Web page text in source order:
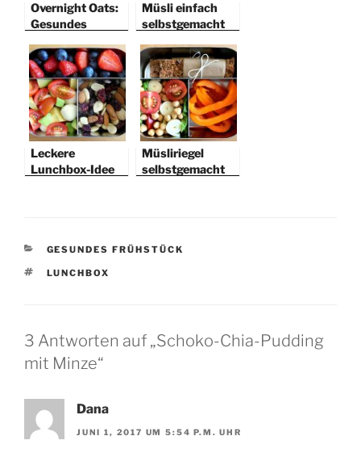
Overnight Oats:
Gesundes
Nacht
Müsli einfach
selbstgemacht
Leckere
Lunchbox-Idee
Müsliriegel
selbstgemacht
KATEGORIEN
GESUNDES FRÜHSTÜCK
SCHLAGWÖRTER
LUNCHBOX
3 Antworten auf „Schoko-Chia-Pudding
mit Minze“
Dana
JUNI 1, 2017 UM 5:54 P.M. UHR